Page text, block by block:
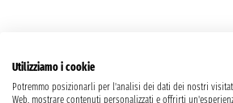
Utilizziamo i cookie
Potremmo posizionarli per l'analisi dei dati dei nostri
Web, mostrare contenuti personalizzati e offrirti